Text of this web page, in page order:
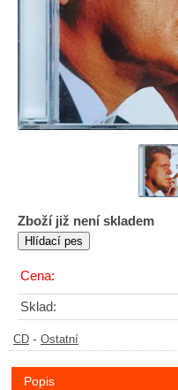
Zboží již není skladem
Cena:
Sklad:
CD - Ostatní
Popis